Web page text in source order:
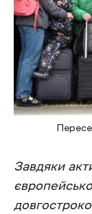
Завдяки